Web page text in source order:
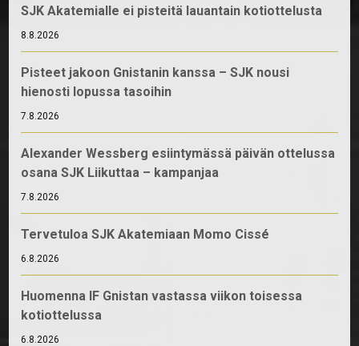
SJK Akatemialle ei pisteitä lauantain kotiottelusta
8.8.2026
Pisteet jakoon Gnistanin kanssa – SJK nousi
hienosti lopussa tasoihin
7.8.2026
Alexander Wessberg esiintymässä päivän ottelussa
osana SJK Liikuttaa – kampanjaa
7.8.2026
Tervetuloa SJK Akatemiaan Momo Cissé
6.8.2026
Huomenna IF Gnistan vastassa viikon toisessa
kotiottelussa
6.8.2026